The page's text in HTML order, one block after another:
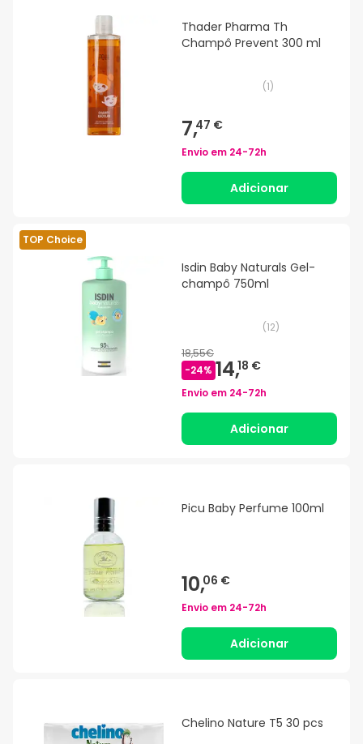
Thader Pharma Th
Champô Prevent 300 ml
(1)
7,47 €
Envio em 24-72h
Adicionar
TOP Choice
Isdin Baby Naturals Gel-
champô 750ml
(12)
18,55€
-24% 14,18 €
Envio em 24-72h
Adicionar
Picu Baby Perfume 100ml
10,06 €
Envio em 24-72h
Adicionar
Chelino Nature T5 30 pcs